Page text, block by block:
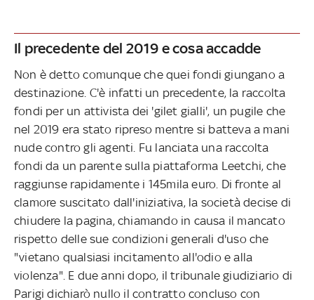
Il precedente del 2019 e cosa accadde
Non è detto comunque che quei fondi giungano a
destinazione. C'è infatti un precedente, la raccolta
fondi per un attivista dei 'gilet gialli', un pugile che
nel 2019 era stato ripreso mentre si batteva a mani
nude contro gli agenti. Fu lanciata una raccolta
fondi da un parente sulla piattaforma Leetchi, che
raggiunse rapidamente i 145mila euro. Di fronte al
clamore suscitato dall'iniziativa, la società decise di
chiudere la pagina, chiamando in causa il mancato
rispetto delle sue condizioni generali d'uso che
"vietano qualsiasi incitamento all'odio e alla
violenza". E due anni dopo, il tribunale giudiziario di
Parigi dichiarò nullo il contratto concluso con